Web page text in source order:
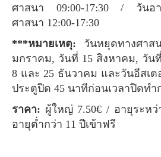
ศาสนา 09:00-17:30 / วันอา
ศาสนา 12:00-17:30
***หมายเหตุ: วันหยุดทางศา
มกราคม, วันที่ 15 สิงหาคม, วัน
8 และ 25 ธันวาคม และวันอีสเต
ประตูปิด 45 นาทีก่อนเวลาปิดทำ
ราคา: ผู้ใหญ่ 7.50€ / อายุระหว่
อายุต่ำกว่า 11 ปีเข้าฟรี